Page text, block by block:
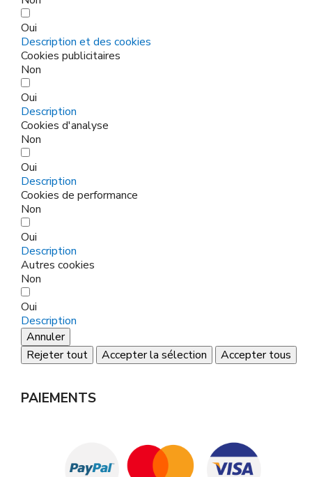
Oui
Description et des cookies
Cookies publicitaires
Non
Oui
Description
Cookies d'analyse
Non
Oui
Description
Cookies de performance
Non
Oui
Description
Autres cookies
Non
Oui
Description
Annuler
Rejeter tout
Accepter la sélection Accepter tous
PAIEMENTS